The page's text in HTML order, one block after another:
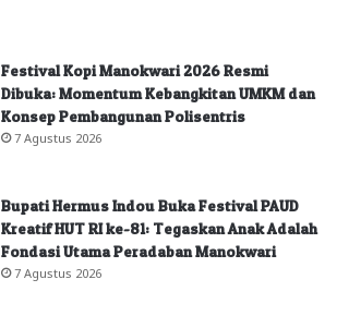
Festival Kopi Manokwari 2026 Resmi
Dibuka: Momentum Kebangkitan UMKM dan
Konsep Pembangunan Polisentris
7 Agustus 2026
Bupati Hermus Indou Buka Festival PAUD
Kreatif HUT RI ke-81: Tegaskan Anak Adalah
Fondasi Utama Peradaban Manokwari
7 Agustus 2026